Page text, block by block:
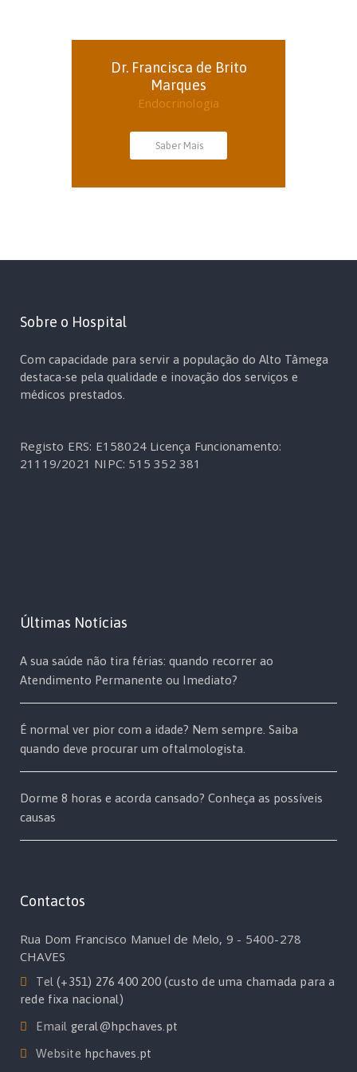
Dr. Francisca de Brito
Marques
Endocrinologia
Saber Mais
Sobre o Hospital
Com capacidade para servir a população do Alto Tâmega
destaca-se pela qualidade e inovação dos serviços e
médicos prestados.
Registo ERS: E158024 Licença Funcionamento:
21119/2021 NIPC: 515 352 381
Últimas Notícias
A sua saúde não tira férias: quando recorrer ao
Atendimento Permanente ou Imediato?
É normal ver pior com a idade? Nem sempre. Saiba
quando deve procurar um oftalmologista.
Dorme 8 horas e acorda cansado? Conheça as possíveis
causas
Contactos
Rua Dom Francisco Manuel de Melo, 9 - 5400-278
CHAVES
Tel(+351) 276 400 200 (custo de uma chamada para a
rede fixa nacional)
Email geral@hpchaves.pt
Website hpchaves.pt